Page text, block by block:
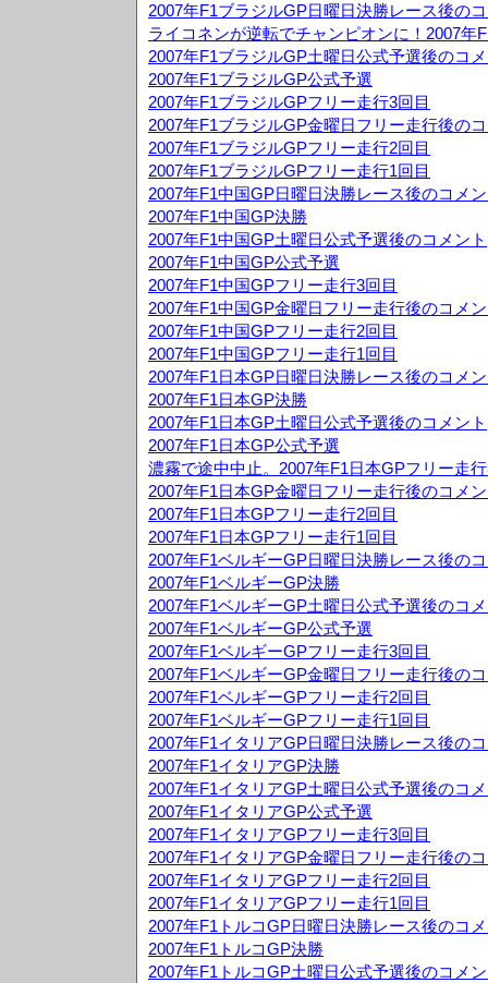
2007年F1ブラジルGP日曜日決勝レース後の
ライコネンが逆転でチャンピオンに！2007年
2007年F1ブラジルGP土曜日公式予選後のコ
2007年F1ブラジルGP公式予選
2007年F1ブラジルGPフリー走行3回目
2007年F1ブラジルGP金曜日フリー走行後の
2007年F1ブラジルGPフリー走行2回目
2007年F1ブラジルGPフリー走行1回目
2007年F1中国GP日曜日決勝レース後のコメ
2007年F1中国GP決勝
2007年F1中国GP土曜日公式予選後のコメント
2007年F1中国GP公式予選
2007年F1中国GPフリー走行3回目
2007年F1中国GP金曜日フリー走行後のコメ
2007年F1中国GPフリー走行2回目
2007年F1中国GPフリー走行1回目
2007年F1日本GP日曜日決勝レース後のコメ
2007年F1日本GP決勝
2007年F1日本GP土曜日公式予選後のコメント
2007年F1日本GP公式予選
濃霧で途中中止。2007年F1日本GPフリー走
2007年F1日本GP金曜日フリー走行後のコメ
2007年F1日本GPフリー走行2回目
2007年F1日本GPフリー走行1回目
2007年F1ベルギーGP日曜日決勝レース後の
2007年F1ベルギーGP決勝
2007年F1ベルギーGP土曜日公式予選後のコ
2007年F1ベルギーGP公式予選
2007年F1ベルギーGPフリー走行3回目
2007年F1ベルギーGP金曜日フリー走行後の
2007年F1ベルギーGPフリー走行2回目
2007年F1ベルギーGPフリー走行1回目
2007年F1イタリアGP日曜日決勝レース後の
2007年F1イタリアGP決勝
2007年F1イタリアGP土曜日公式予選後のコ
2007年F1イタリアGP公式予選
2007年F1イタリアGPフリー走行3回目
2007年F1イタリアGP金曜日フリー走行後の
2007年F1イタリアGPフリー走行2回目
2007年F1イタリアGPフリー走行1回目
2007年F1トルコGP日曜日決勝レース後のコ
2007年F1トルコGP決勝
2007年F1トルコGP土曜日公式予選後のコメ